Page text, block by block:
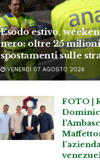
Esodo estivo,
nero: oltre 25
spostamenti sulle
VENERDÌ 07 AGOSTO 2026
FOTO |